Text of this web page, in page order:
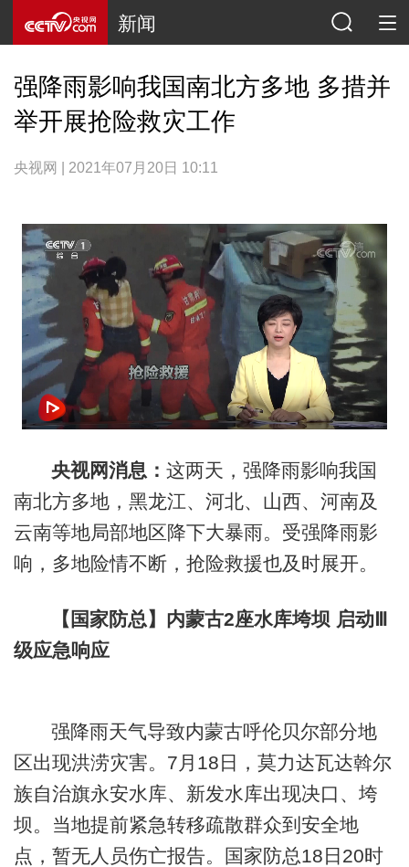
新闻
强降雨影响我国南北方多地 多措并
举开展抢险救灾工作
央视网 | 2021年07月20日 10:11
央视网消息： 这两天，强降雨影响我国
南北方多地，黑龙江、河北、山西、河南及
云南等地局部地区降下大暴雨。受强降雨影
响，多地险情不断，抢险救援也及时展开。
【国家防总】内蒙古2座水库垮坝 启动Ⅲ
级应急响应
强降雨天气导致内蒙古呼伦贝尔部分地
区出现洪涝灾害。7月18日，莫力达瓦达斡尔
族自治旗永安水库、新发水库出现决口、垮
坝。当地提前紧急转移疏散群众到安全地
点，暂无人员伤亡报告。国家防总18日20时